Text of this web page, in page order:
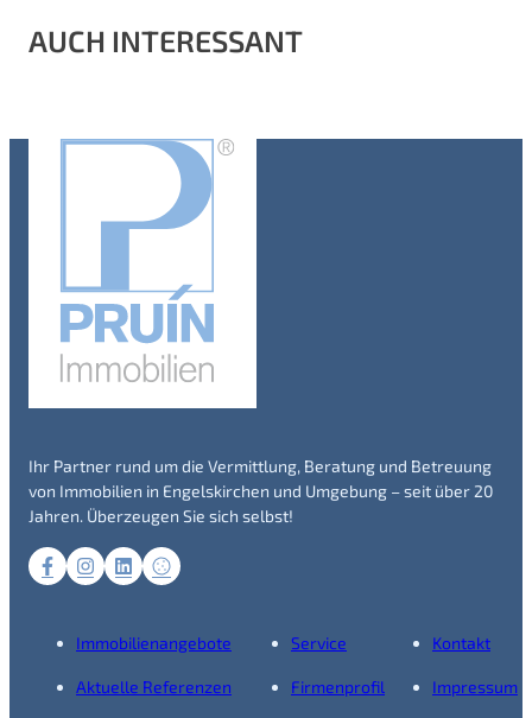
AUCH INTERESSANT
Ihr Partner rund um die Vermittlung, Beratung und Betreuung
von Immobilien in Engelskirchen und Umgebung – seit über 20
Jahren. Überzeugen Sie sich selbst!
Immobilienangebote
Aktuelle Referenzen
Service
Firmenprofil
Kontakt
Impressum